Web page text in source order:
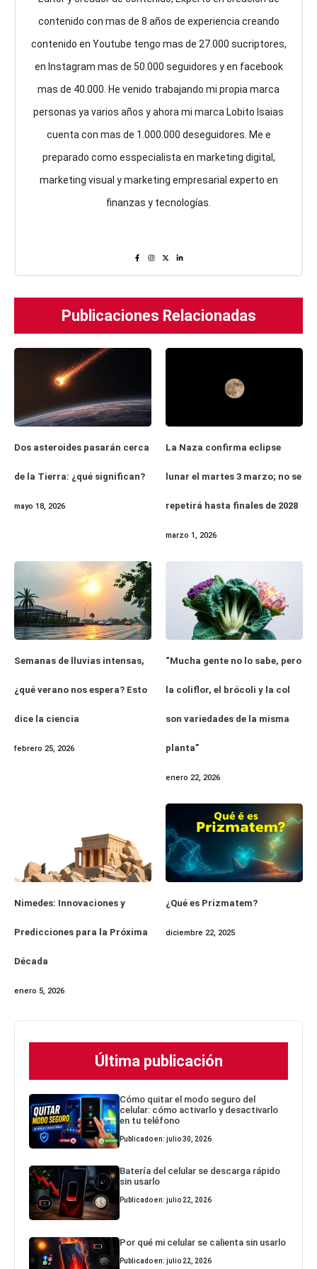
contenido con mas de 8 años de experiencia creando
contenido en Youtube tengo mas de 27.000 sucriptores,
en Instagram mas de 50.000 seguidores y en facebook
mas de 40.000. He venido trabajando mi propia marca
personas ya varios años y ahora mi marca Lobito Isaias
cuenta con mas de 1.000.000 deseguidores. Me e
preparado como esspecialista en marketing digital,
marketing visual y marketing empresarial experto en
finanzas y tecnologías.
Publicaciones Relacionadas
Dos asteroides pasarán cerca
de la Tierra: ¿qué significan?
mayo 18, 2026
La Naza confirma eclipse
lunar el martes 3 marzo; no se
repetirá hasta finales de 2028
marzo 1, 2026
Semanas de lluvias intensas,
¿qué verano nos espera? Esto
dice la ciencia
febrero 25, 2026
“Mucha gente no lo sabe, pero
la coliflor, el brócoli y la col
son variedades de la misma
planta”
enero 22, 2026
Nimedes: Innovaciones y
Predicciones para la Próxima
Década
enero 5, 2026
¿Qué es Prizmatem?
diciembre 22, 2025
Última publicación
Cómo quitar el modo seguro del
celular: cómo activarlo y desactivarlo
en tu teléfono
Publicado en: julio 30, 2026
Batería del celular se descarga rápido
sin usarlo
Publicado en: julio 22, 2026
Por qué mi celular se calienta sin usarlo
Publicado en: julio 22, 2026